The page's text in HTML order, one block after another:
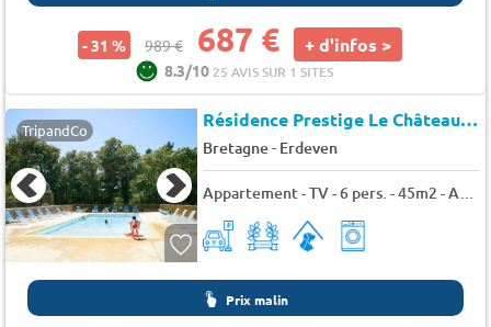
- 31 % 989 € 687 € + d'infos >
8.3/10 25 AVIS SUR 1 SITES
TripandCo Résidence Prestige Le Château de Kéravéon
Bretagne- Erdeven
Appartement - TV - 6 pers. - 45m2 - Animaux admis
Prix malin